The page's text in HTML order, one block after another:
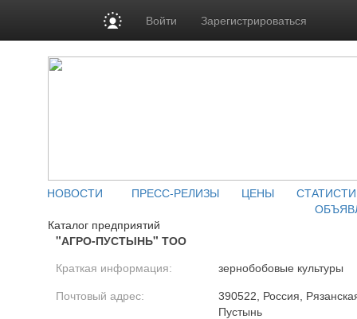
Войти Зарегистрироваться
НОВОСТИ ПРЕСС-РЕЛИЗЫ ЦЕНЫ
Каталог предприятий
"АГРО-ПУСТЫНЬ" ТОО
Краткая информация: зернобобовые культуры
Почтовый адрес:
390522, Россия,
Пустынь